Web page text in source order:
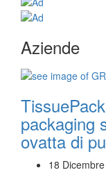
Aziende
packaging
ovatta di
18